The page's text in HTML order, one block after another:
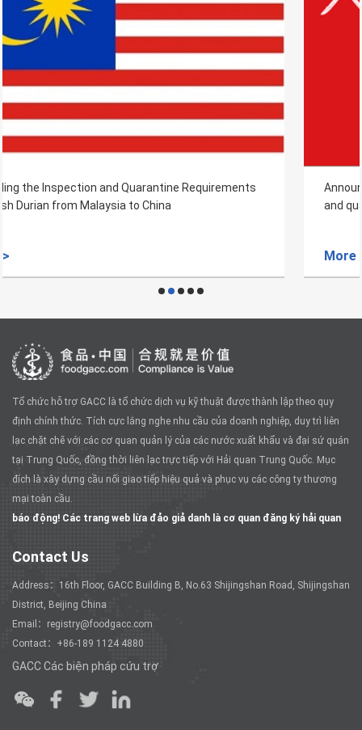
Announcement on the requirements for the inspection
and quarantine of Oman Wild Aquatic Products
Tổ chức hỗ trợ GACC là tổ chức dịch vụ kỹ thuật được thành lập theo quy
định chính thức. Tích cực lắng nghe nhu cầu của doanh nghiệp, duy trì liên
lạc chặt chẽ với các cơ quan quản lý của các nước xuất khẩu và đại sứ quán
tại Trung Quốc, đồng thời liên lạc trực tiếp với Hải quan Trung Quốc. Mục
đích là xây dựng cầu nối giao tiếp hiệu quả và phục vụ các công ty thương
mại toàn cầu.
báo động! Các trang web lừa đảo giả danh là cơ quan đăng ký hải quan
Contact Us
Address：16th Floor, GACC Building B, No.63 Shijingshan Road, Shijingshan
District, Beijing China
Email：registry@foodgacc.com
Contact：+86-189 1124 4880
GACC Các biện pháp cứu trợ